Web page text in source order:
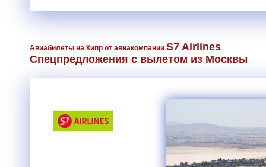
Авиабилеты на Кипр от авиакомпании S7 Airlines
Спецпредложения с вылетом из Москвы